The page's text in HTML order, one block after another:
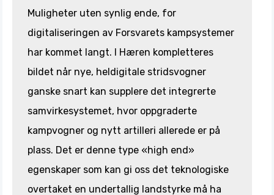
Muligheter uten synlig ende, for
digitaliseringen av Forsvarets kampsystemer
har kommet langt. I Hæren kompletteres
bildet når nye, heldigitale stridsvogner
ganske snart kan supplere det integrerte
samvirkesystemet, hvor oppgraderte
kampvogner og nytt artilleri allerede er på
plass. Det er denne type «high end»
egenskaper som kan gi oss det teknologiske
overtaket en undertallig landstyrke må ha